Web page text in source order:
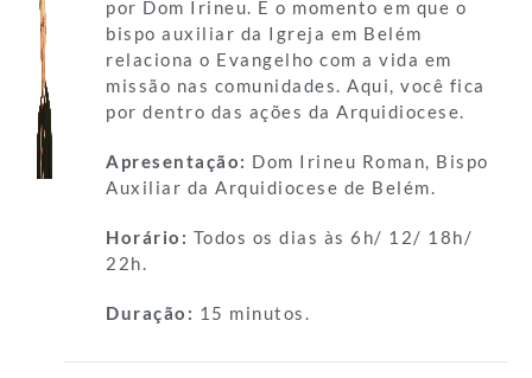
por Dom Irineu. É o momento em que o
bispo auxiliar da Igreja em Belém
relaciona o Evangelho com a vida em
missão nas comunidades. Aqui, você fica
por dentro das ações da Arquidiocese.
Apresentação: Dom Irineu Roman, Bispo
Auxiliar da Arquidiocese de Belém.
Horário: Todos os dias às 6h/ 12/ 18h/
22h.
Duração: 15 minutos.